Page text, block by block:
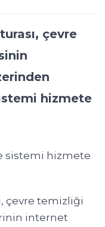
çevre
hizmete
sistemi hizmete
çevre temizliği
internet